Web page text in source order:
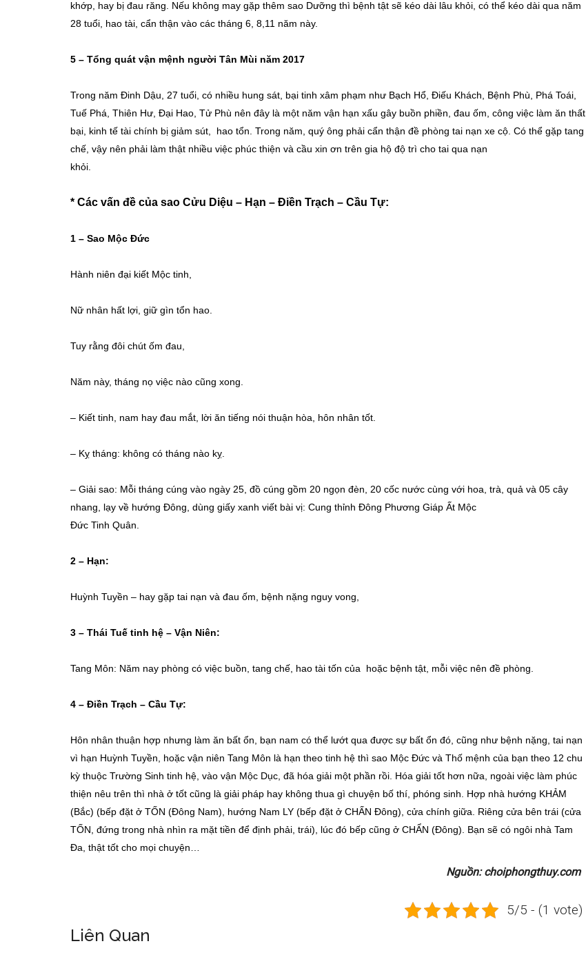
khớp, hay bị đau răng. Nếu không may gặp thêm sao Dưỡng thì bệnh tật sẽ kéo dài lâu khỏi, có thể kéo dài qua năm
28 tuổi, hao tài, cẩn thận vào các tháng 6, 8,11 năm này.
5 – Tổng quát vận mệnh người Tân Mùi năm 2017
Trong năm Đinh Dậu, 27 tuổi, có nhiều hung sát, bại tinh xâm phạm như Bạch Hổ, Điếu Khách, Bệnh Phù, Phá Toái,
Tuế Phá, Thiên Hư, Đại Hao, Tử Phù nên đây là một năm vận hạn xấu gây buồn phiền, đau ốm, công việc làm ăn thất
bại, kinh tế tài chính bị giảm sút, hao tổn. Trong năm, quý ông phải cẩn thận đề phòng tai nạn xe cộ. Có thể gặp tang
chế, vậy nên phải làm thật nhiều việc phúc thiện và cầu xin ơn trên gia hộ độ trì cho tai qua nạn
khỏi.
* Các vấn đề của sao Cửu Diệu – Hạn – Điền Trạch – Cầu Tự:
1 – Sao Mộc Đức
Hành niên đại kiết Mộc tinh,
Nữ nhân hất lợi, giữ gìn tổn hao.
Tuy rằng đôi chút ốm đau,
Năm này, tháng nọ việc nào cũng xong.
– Kiết tinh, nam hay đau mắt, lời ăn tiếng nói thuận hòa, hôn nhân tốt.
– Kỵ tháng: không có tháng nào kỵ.
– Giải sao: Mỗi tháng cúng vào ngày 25, đồ cúng gồm 20 ngọn đèn, 20 cốc nước cùng với hoa, trà, quả và 05 cây
nhang, lạy về hướng Đông, dùng giấy xanh viết bài vị: Cung thỉnh Đông Phương Giáp Ất Mộc
Đức Tinh Quân.
2 – Hạn:
Huỳnh Tuyền – hay gặp tai nạn và đau ốm, bệnh nặng nguy vong,
3 – Thái Tuế tinh hệ – Vận Niên:
Tang Môn: Năm nay phòng có việc buồn, tang chế, hao tài tốn của hoặc bệnh tật, mỗi việc nên đề phòng.
4 – Điền Trạch – Cầu Tự:
Hôn nhân thuận hợp nhưng làm ăn bất ổn, bạn nam có thể lướt qua được sự bất ổn đó, cũng như bệnh nặng, tai nạn
vì hạn Huỳnh Tuyền, hoặc vận niên Tang Môn là hạn theo tinh hệ thì sao Mộc Đức và Thố mệnh của bạn theo 12 chu
kỳ thuộc Trường Sinh tinh hệ, vào vận Mộc Dục, đã hóa giải một phần rồi. Hóa giải tốt hơn nữa, ngoài việc làm phúc
thiện nêu trên thì nhà ở tốt cũng là giải pháp hay không thua gì chuyện bố thí, phóng sinh. Hợp nhà hướng KHẢM
(Bắc) (bếp đặt ở TỐN (Đông Nam), hướng Nam LY (bếp đặt ở CHẤN Đông), cửa chính giữa. Riêng cửa bên trái (cửa
TỐN, đứng trong nhà nhìn ra mặt tiền để định phải, trái), lúc đó bếp cũng ở CHẨN (Đông). Bạn sẽ có ngôi nhà Tam
Đa, thật tốt cho mọi chuyện…
Nguồn: choiphongthuy.com
5/5 - (1 vote)
Liên Quan